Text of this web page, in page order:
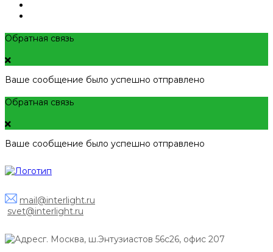
Обратная связь
Ваше сообщение было успешно отправлено
Обратная связь
Ваше сообщение было успешно отправлено
mail@interlight.ru
svet@interlight.ru
г. Москва, ш.Энтузиастов 56с26, офис 207